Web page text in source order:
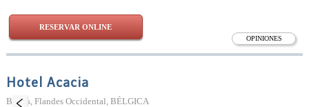
OPINIONES
RESERVAR ONLINE
Hotel Acacia
Brujas, Flandes Occidental, BÉLGICA